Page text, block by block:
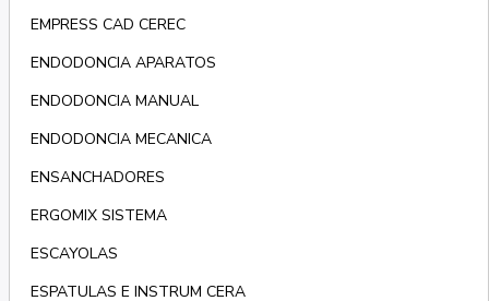
EMPRESS CAD CEREC
ENDODONCIA APARATOS
ENDODONCIA MANUAL
ENDODONCIA MECANICA
ENSANCHADORES
ERGOMIX SISTEMA
ESCAYOLAS
ESPATULAS E INSTRUM CERA